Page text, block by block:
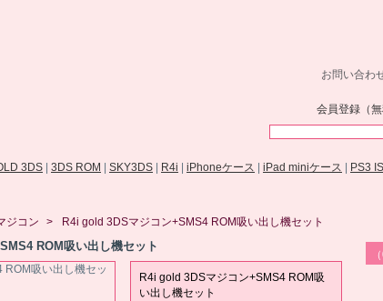
お問い合わ
会員登録（無
3DS 3DS ROM SKY3DS R4i iPhoneケース iPad miniケース PS3
ジコン > R4i gold 3DSマジコン+SMS4 ROM吸い出し機セット
ROM吸い出し機セット
R4i gold 3DSマジコン+SMS4 ROM吸
い出し機セット